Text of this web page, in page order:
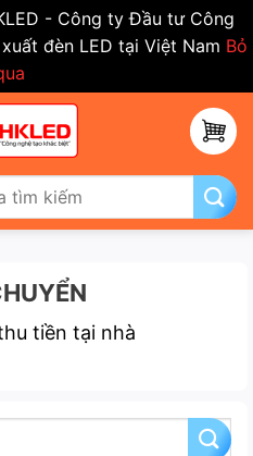
- Công ty Đầu tư Công
đèn LED tại Việt Nam Bỏ
tiền tại nhà